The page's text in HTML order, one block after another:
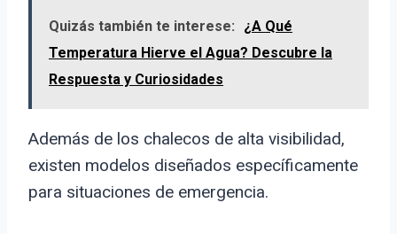
Quizás también te interese:
¿A Qué
Temperatura Hierve el Agua? Descubre la
Respuesta y Curiosidades
Además de los chalecos de alta visibilidad,
existen modelos diseñados específicamente
para situaciones de emergencia.